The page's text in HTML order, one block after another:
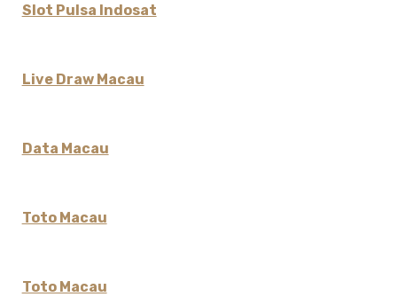
Slot Pulsa Indosat
Live Draw Macau
Data Macau
Toto Macau
Toto Macau